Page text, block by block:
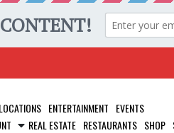
ENTERTAINMENT EVENTS
REAL ESTATE RESTAURANTS SHOP